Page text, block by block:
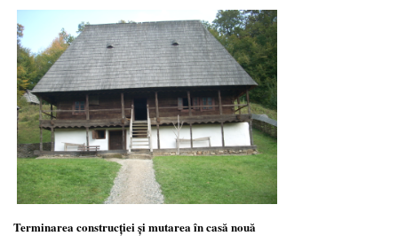
Terminarea construcției și mutarea în casă nouă